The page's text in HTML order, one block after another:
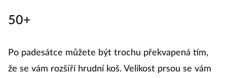
50+
Po padesátce můžete být trochu překvapená tím,
že se vám rozšíří hrudní koš. Velikost prsou se vám